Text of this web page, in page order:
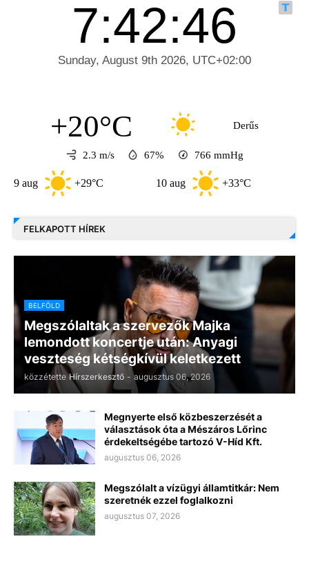
+20°C Derűs
2.3 m/s 67% 766 mmHg
+29°C +33°C
FELKAPOTT HÍREK
BELFÖLD
Megszólaltak a szervezők Majka
lemondott koncertje után: Anyagi
veszteség kétségkívül keletkezett
közzétette Hírszerkesztő - augusztus 06, 2026
Megnyerte első közbeszerzését a
választások óta a Mészáros Lőrinc
érdekeltségébe tartozó V-Híd Kft.
augusztus 06, 2026
Megszólalt a vízügyi államtitkár: Nem
szeretnék ezzel foglalkozni
augusztus 07, 2026